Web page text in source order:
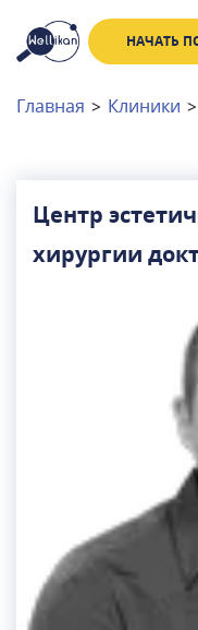
НАЧАТЬ
Доктора
Клиники
Главная > Клиники >
Центр
хирургии